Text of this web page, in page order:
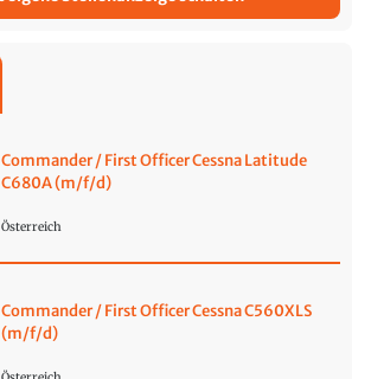
Commander / First Officer Cessna Latitude
C680A (m/f/d)
Österreich
Commander / First Officer Cessna C560XLS
(m/f/d)